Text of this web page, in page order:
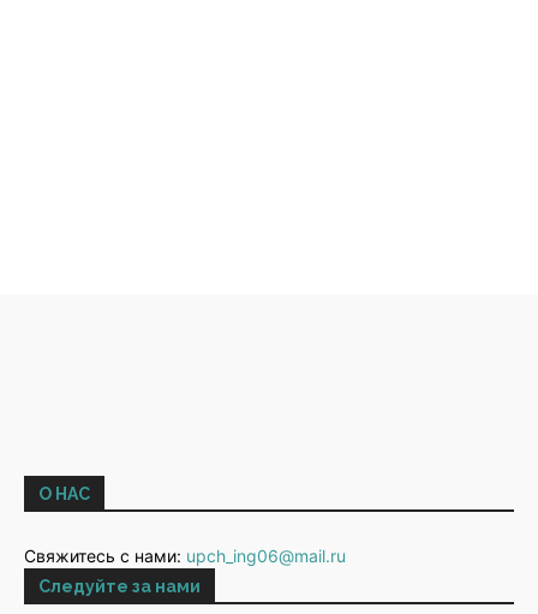
О НАС
Свяжитесь с нами: upch_ing06@mail.ru
Следуйте за нами